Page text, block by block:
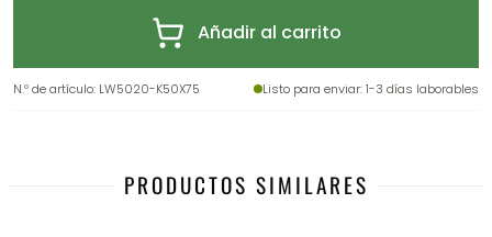
Añadir al carrito
N.º de artículo: LW5020-K50X75 Listo para enviar: 1-3 días laborables
PRODUCTOS SIMILARES